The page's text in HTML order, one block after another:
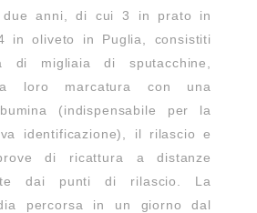
anni, di cui 3 in prato in
in oliveto in Puglia, consistiti
di migliaia di sputacchine,
loro marcatura con una
(indispensabile per la
identificazione), il rilascio e
di ricattura a distanze
dai punti di rilascio. La
percorsa in un giorno dal